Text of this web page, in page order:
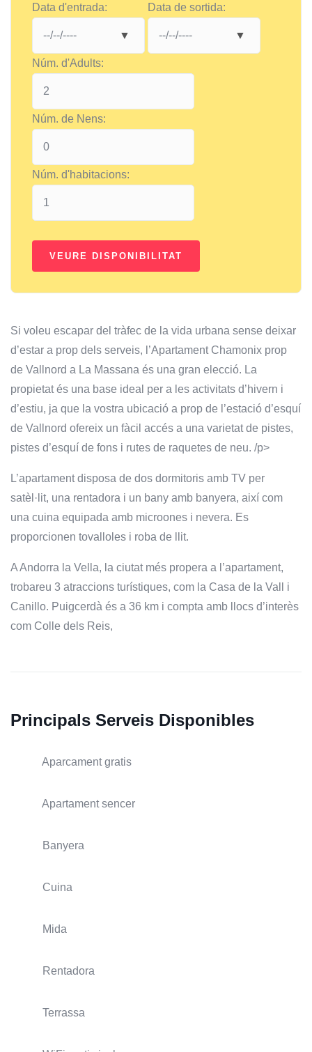
Data d'entrada: Data de sortida:
Núm. d'Adults:
Núm. de Nens:
Núm. d'habitacions:
Si voleu escapar del tràfec de la vida urbana sense deixar
d’estar a prop dels serveis, l’Apartament Chamonix prop
de Vallnord a La Massana és una gran elecció. La
propietat és una base ideal per a les activitats d’hivern i
d’estiu, ja que la vostra ubicació a prop de l’estació d’esquí
de Vallnord ofereix un fàcil accés a una varietat de pistes,
pistes d’esquí de fons i rutes de raquetes de neu. /p>
L’apartament disposa de dos dormitoris amb TV per
satèl·lit, una rentadora i un bany amb banyera, així com
una cuina equipada amb microones i nevera. Es
proporcionen tovalloles i roba de llit.
A Andorra la Vella, la ciutat més propera a l’apartament,
trobareu 3 atraccions turístiques, com la Casa de la Vall i
Canillo. Puigcerdà és a 36 km i compta amb llocs d’interès
com Colle dels Reis,
Principals Serveis Disponibles
Aparcament gratis
Apartament sencer
Banyera
Cuina
Mida
Rentadora
Terrassa